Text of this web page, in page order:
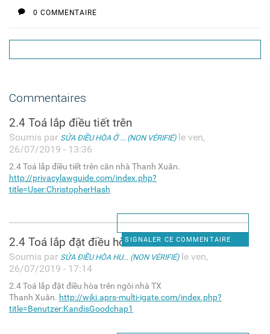
0 COMMENTAIRE
Commentaires
2.4 Toá lắp điều tiết trên
Soumis par SỬA ĐIỀU HÒA Ở ... (NON VÉRIFIÉ)le ven,
26/07/2019 - 13:36
2.4 Toá lắp điều tiết trên căn nhà Thanh Xuân.
http://privacylawguide.com/index.php?
title=User:ChristopherHash
SIGNALER CE COMMENTAIRE
2.4 Toá lắp đặt điều hòa trên
Soumis par SỬA ĐIỀU HÒA HU... (NON VÉRIFIÉ)le ven,
26/07/2019 - 17:14
2.4 Toá lắp đặt điều hòa trên ngôi nhà TX
Thanh Xuân. http://wiki.aprs-multi-igate.com/index.php?
title=Benutzer:KandisGoodchap1